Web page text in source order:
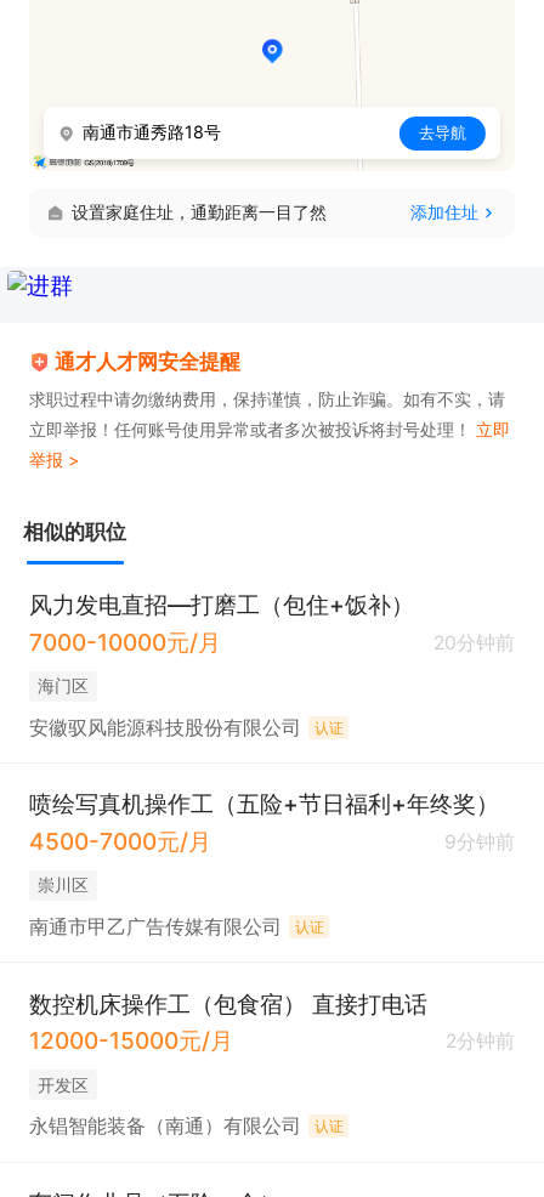
电话。联系时请说是在通才人才网看到的！
南通市通秀路18号 去导航
设置家庭住址，通勤距离一目了然 添加住址
通才人才网安全提醒
求职过程中请勿缴纳费用，保持谨慎，防止诈骗。如有不实，请
立即举报！任何账号使用异常或者多次被投诉将封号处理！ 立即
举报 >
相似的职位
风力发电直招—打磨工（包住+饭补）
7000-10000元/月
20分钟前
海门区
安徽驭风能源科技股份有限公司 认证
喷绘写真机操作工（五险+节日福利+年终奖）
4500-7000元/月
9分钟前
崇川区
南通市甲乙广告传媒有限公司 认证
数控机床操作工（包食宿） 直接打电话
12000-15000元/月
2分钟前
开发区
永锠智能装备（南通）有限公司 认证